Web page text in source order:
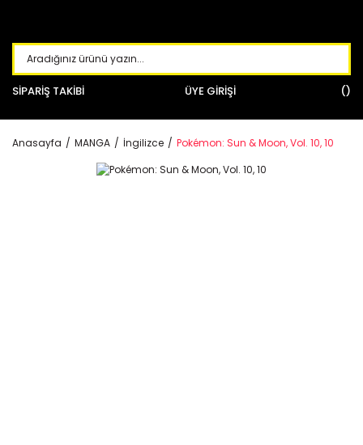
SİPARİŞ TAKİBİ ÜYE GİRİŞİ
Anasayfa MANGA İngilizce Pokémon: Sun & Moon, Vol. 10, 10